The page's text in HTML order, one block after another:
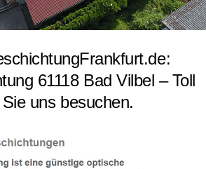
61118 Bad Vilbel – Toll
uns besuchen.